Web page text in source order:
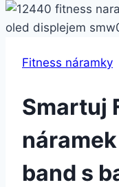
Fitness náramky
Smartuj
band s